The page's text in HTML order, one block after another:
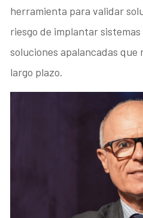
herramienta para validar
riesgo de implantar
soluciones apalancadas
largo plazo.